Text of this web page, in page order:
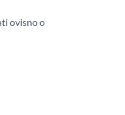
ovisno o